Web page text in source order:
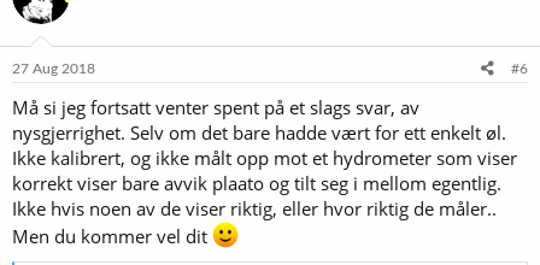
o
e
:
27 Aug 2018 #6
Må si jeg fortsatt venter spent på et slags svar, av
nysgjerrighet. Selv om det bare hadde vært for ett enkelt øl.
Ikke kalibrert, og ikke målt opp mot et hydrometer som viser
korrekt viser bare avvik plaato og tilt seg i mellom egentlig.
Ikke hvis noen av de viser riktig, eller hvor riktig de måler..
Men du kommer vel dit